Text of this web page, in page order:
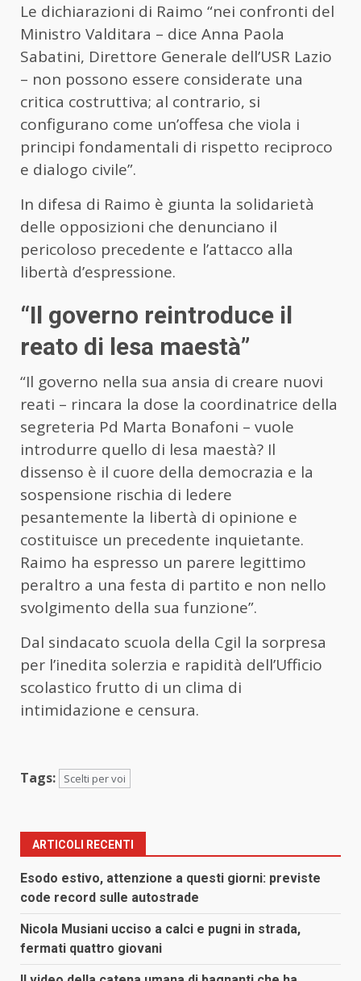
Le dichiarazioni di Raimo “nei confronti del
Ministro Valditara – dice Anna Paola
Sabatini, Direttore Generale dell’USR Lazio
– non possono essere considerate una
critica costruttiva; al contrario, si
configurano come un’offesa che viola i
principi fondamentali di rispetto reciproco
e dialogo civile”.
In difesa di Raimo è giunta la solidarietà
delle opposizioni che denunciano il
pericoloso precedente e l’attacco alla
libertà d’espressione.
“Il governo reintroduce il
reato di lesa maestà”
“Il governo nella sua ansia di creare nuovi
reati – rincara la dose la coordinatrice della
segreteria Pd Marta Bonafoni – vuole
introdurre quello di lesa maestà? Il
dissenso è il cuore della democrazia e la
sospensione rischia di ledere
pesantemente la libertà di opinione e
costituisce un precedente inquietante.
Raimo ha espresso un parere legittimo
peraltro a una festa di partito e non nello
svolgimento della sua funzione”.
Dal sindacato scuola della Cgil la sorpresa
per l’inedita solerzia e rapidità dell’Ufficio
scolastico frutto di un clima di
intimidazione e censura.
Tags: Scelti per voi
ARTICOLI RECENTI
Esodo estivo, attenzione a questi giorni: previste
code record sulle autostrade
Nicola Musiani ucciso a calci e pugni in strada,
fermati quattro giovani